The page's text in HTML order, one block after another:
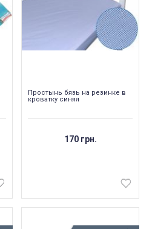
Простынь бязь на резинке в
кроватку синяя
170 грн.